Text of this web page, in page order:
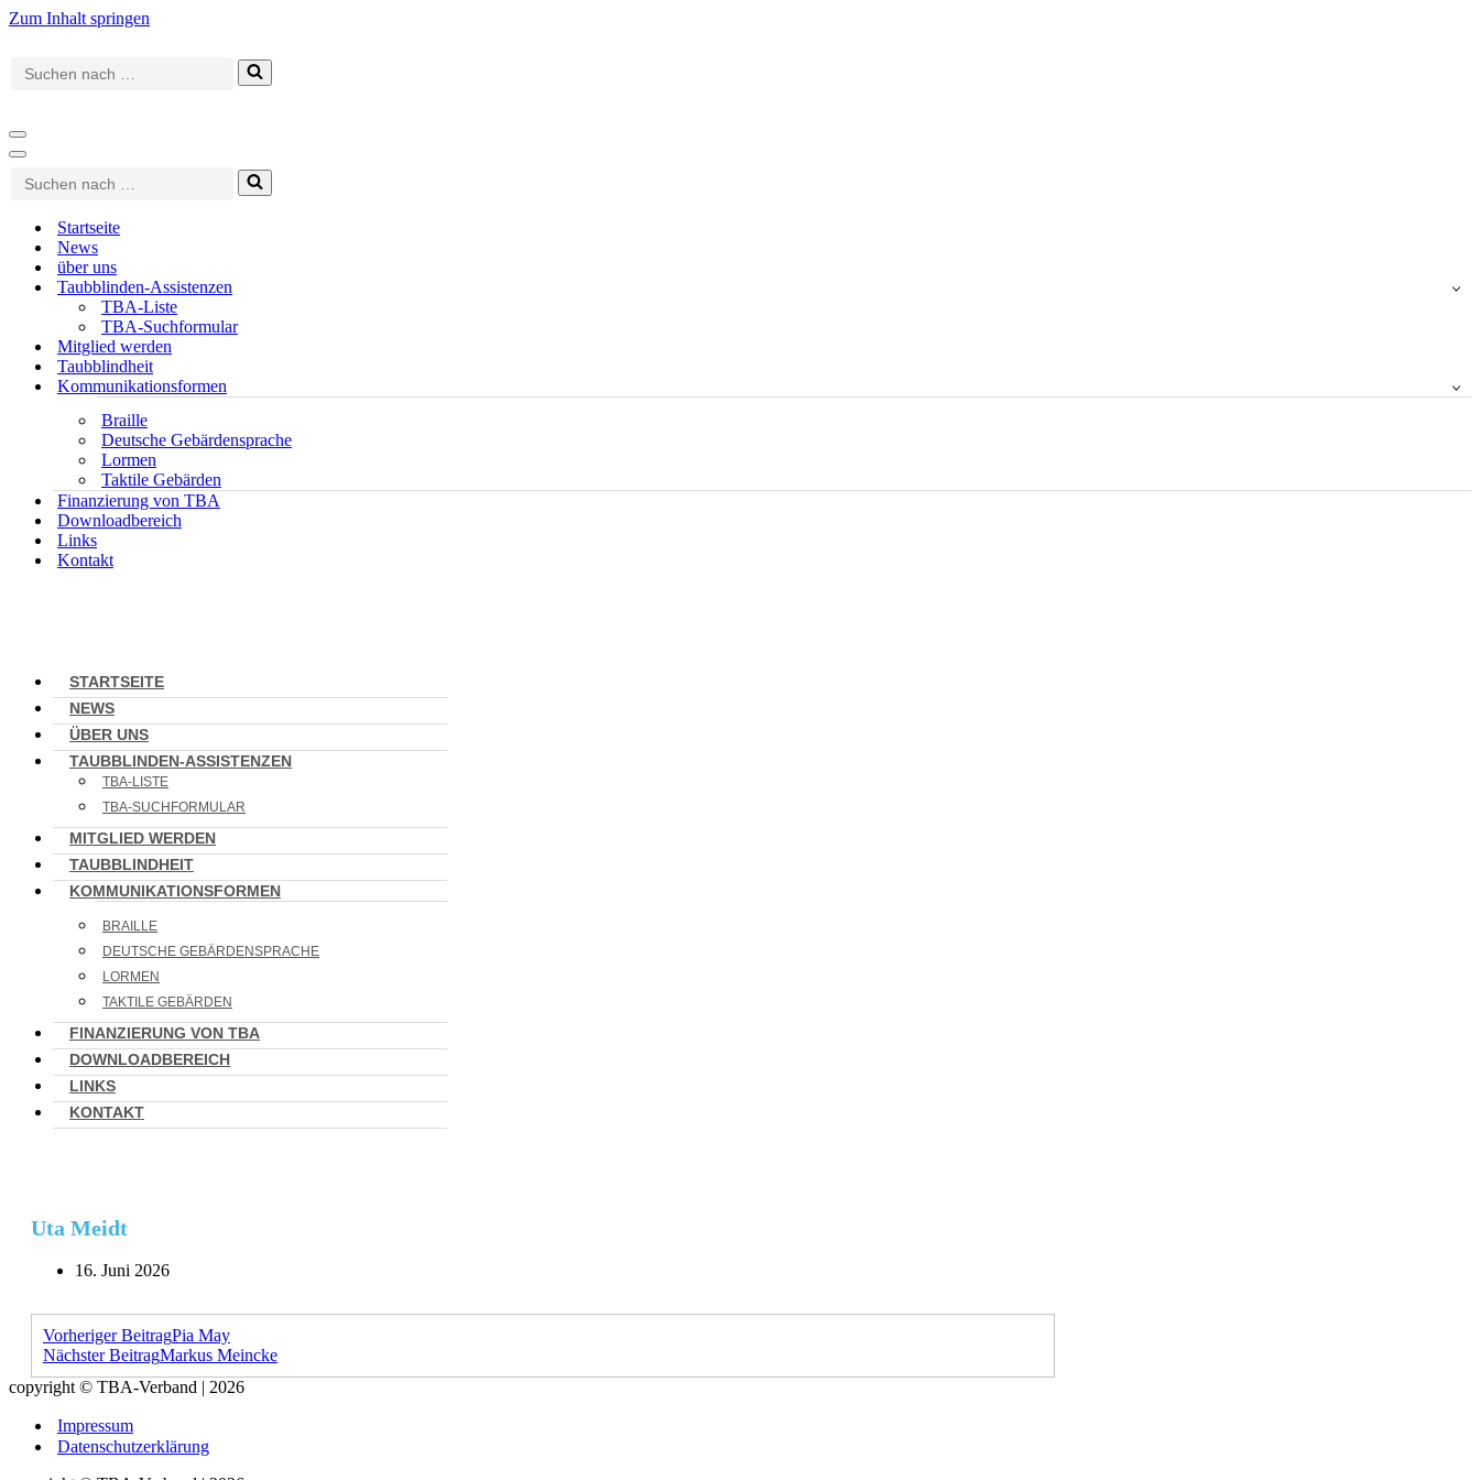
Zum Inhalt springen
Suchen
nach …
Navigationsmenü
Navigationsmenü
Suchen
nach …
Startseite
News
über uns
Taubblinden-Assistenzen
TBA-Liste
TBA-Suchformular
Mitglied werden
Taubblindheit
Kommunikationsformen
Braille
Deutsche Gebärdensprache
Lormen
Taktile Gebärden
Finanzierung von TBA
Downloadbereich
Links
Kontakt
STARTSEITE
NEWS
ÜBER UNS
TAUBBLINDEN-ASSISTENZEN
TBA-LISTE
TBA-SUCHFORMULAR
MITGLIED WERDEN
TAUBBLINDHEIT
KOMMUNIKATIONSFORMEN
BRAILLE
DEUTSCHE GEBÄRDENSPRACHE
LORMEN
TAKTILE GEBÄRDEN
FINANZIERUNG VON TBA
DOWNLOADBEREICH
LINKS
KONTAKT
Uta Meidt
16. Juni 2026
Vorheriger BeitragPia May
Nächster BeitragMarkus Meincke
copyright © TBA-Verband | 2026
Impressum
Datenschutzerklärung